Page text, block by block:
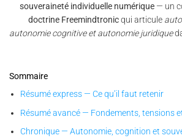
souveraineté individuelle numérique — un
doctrine Freemindtronicqui articule
autonomie cognitive et autonomie juridique
Sommaire
Résumé express — Ce qu’il faut retenir
Résumé avancé — Fondements, tensions
Chronique — Autonomie, cognition et